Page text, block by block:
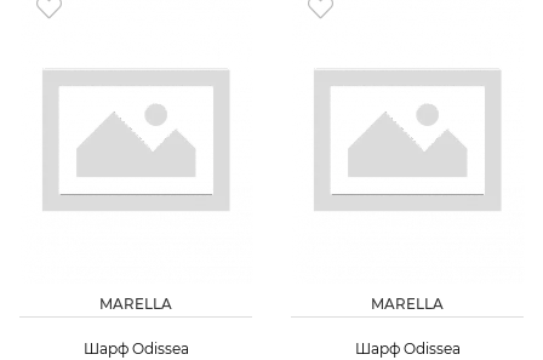
MARELLA
Шарф Odissea
MARELLA
Шарф Odissea